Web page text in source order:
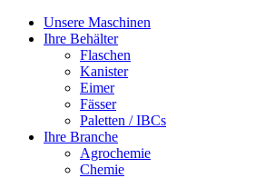
Unsere Maschinen
Ihre Behälter
Flaschen
Kanister
Eimer
Fässer
Paletten / IBCs
Ihre Branche
Agrochemie
Chemie